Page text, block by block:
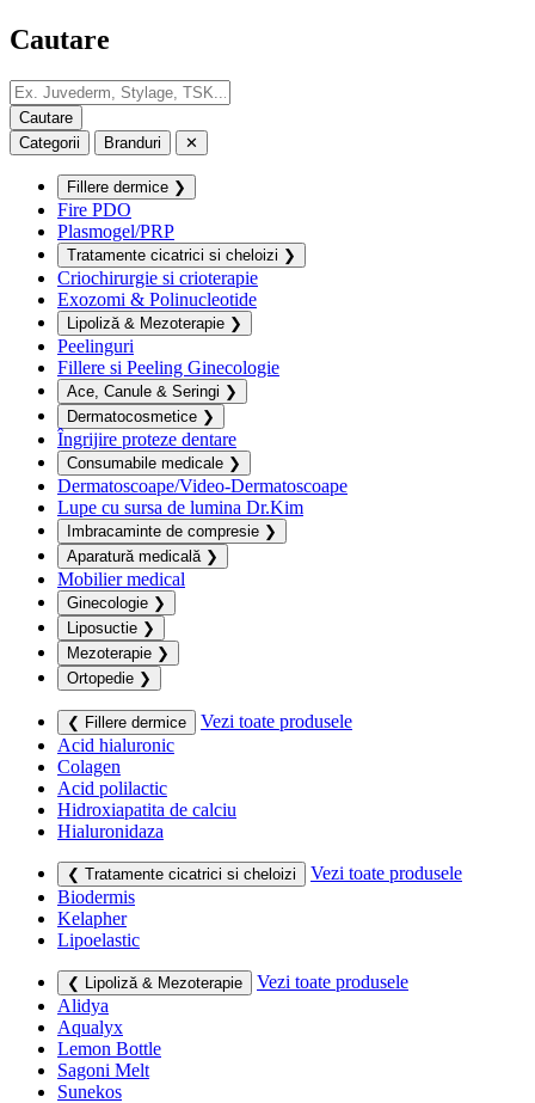
Cautare
Categorii Branduri ✕
Fillere dermice ❯
Fire PDO
Plasmogel/PRP
Tratamente cicatrici si cheloizi ❯
Criochirurgie si crioterapie
Exozomi & Polinucleotide
Lipoliză & Mezoterapie ❯
Peelinguri
Fillere si Peeling Ginecologie
Ace, Canule & Seringi ❯
Dermatocosmetice ❯
Îngrijire proteze dentare
Consumabile medicale ❯
Dermatoscoape/Video-Dermatoscoape
Lupe cu sursa de lumina Dr.Kim
Imbracaminte de compresie ❯
Aparatură medicală ❯
Mobilier medical
Ginecologie ❯
Liposuctie ❯
Mezoterapie ❯
Ortopedie ❯
❮ Fillere dermice
Vezi toate produsele
Acid hialuronic
Colagen
Acid polilactic
Hidroxiapatita de calciu
Hialuronidaza
❮ Tratamente cicatrici si cheloizi
Vezi toate produsele
Biodermis
Kelapher
Lipoelastic
❮ Lipoliză & Mezoterapie
Vezi toate produsele
Alidya
Aqualyx
Lemon Bottle
Sagoni Melt
Sunekos